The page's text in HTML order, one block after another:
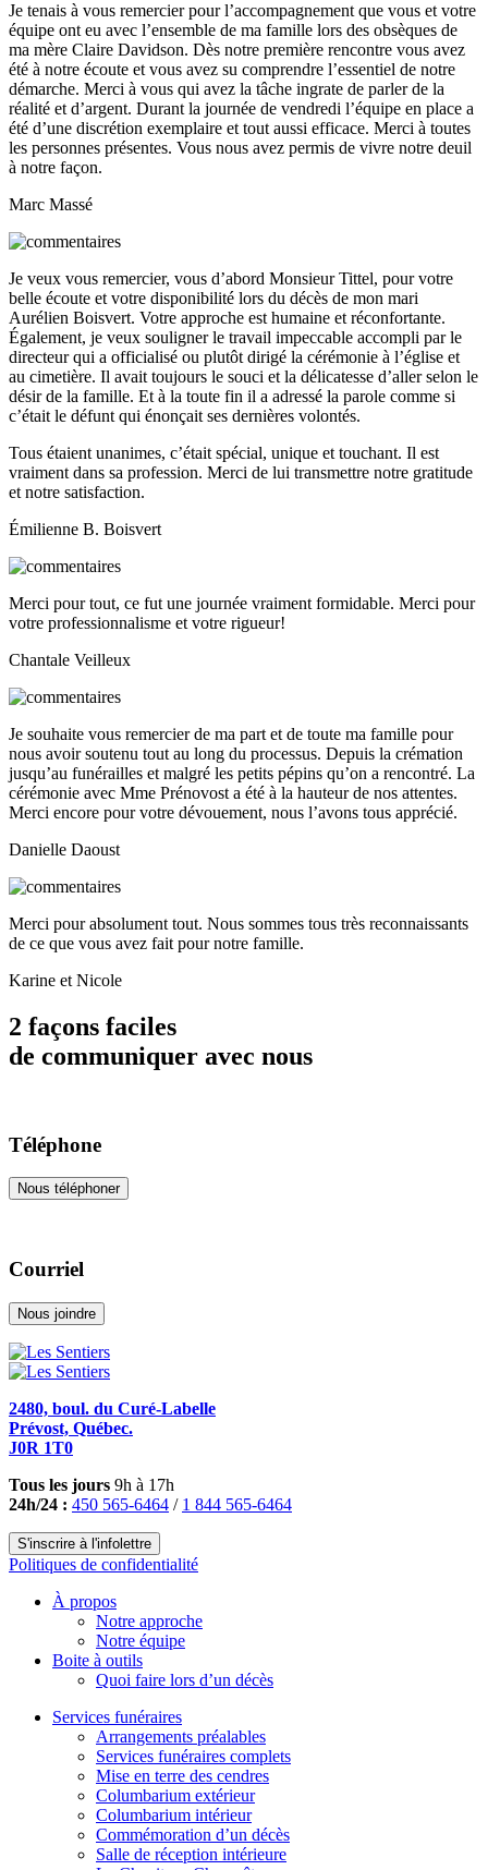
Je tenais à vous remercier pour l’accompagnement que vous et votre
équipe ont eu avec l’ensemble de ma famille lors des obsèques de
ma mère Claire Davidson. Dès notre première rencontre vous avez
été à notre écoute et vous avez su comprendre l’essentiel de notre
démarche. Merci à vous qui avez la tâche ingrate de parler de la
réalité et d’argent. Durant la journée de vendredi l’équipe en place a
été d’une discrétion exemplaire et tout aussi efficace. Merci à toutes
les personnes présentes. Vous nous avez permis de vivre notre deuil
à notre façon.
Marc Massé
Je veux vous remercier, vous d’abord Monsieur Tittel, pour votre
belle écoute et votre disponibilité lors du décès de mon mari
Aurélien Boisvert. Votre approche est humaine et réconfortante.
Également, je veux souligner le travail impeccable accompli par le
directeur qui a officialisé ou plutôt dirigé la cérémonie à l’église et
au cimetière. Il avait toujours le souci et la délicatesse d’aller selon le
désir de la famille. Et à la toute fin il a adressé la parole comme si
c’était le défunt qui énonçait ses dernières volontés.
Tous étaient unanimes, c’était spécial, unique et touchant. Il est
vraiment dans sa profession. Merci de lui transmettre notre gratitude
et notre satisfaction.
Émilienne B. Boisvert
Merci pour tout, ce fut une journée vraiment formidable. Merci pour
votre professionnalisme et votre rigueur!
Chantale Veilleux
Je souhaite vous remercier de ma part et de toute ma famille pour
nous avoir soutenu tout au long du processus. Depuis la crémation
jusqu’au funérailles et malgré les petits pépins qu’on a rencontré. La
cérémonie avec Mme Prénovost a été à la hauteur de nos attentes.
Merci encore pour votre dévouement, nous l’avons tous apprécié.
Danielle Daoust
Merci pour absolument tout. Nous sommes tous très reconnaissants
de ce que vous avez fait pour notre famille.
Karine et Nicole
2 façons faciles
de communiquer avec nous
Téléphone
Nous téléphoner
Courriel
Nous joindre
2480, boul. du Curé-Labelle
Prévost, Québec.
J0R 1T0
Tous les jours 9h à 17h
24h/24 : 450 565-6464 / 1 844 565-6464
S'inscrire à l'infolettre
Politiques de confidentialité
À propos
Notre approche
Notre équipe
Boite à outils
Quoi faire lors d’un décès
Services funéraires
Arrangements préalables
Services funéraires complets
Mise en terre des cendres
Columbarium extérieur
Columbarium intérieur
Commémoration d’un décès
Salle de réception intérieure